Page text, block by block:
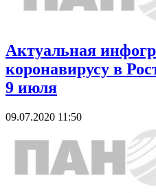
Актуальная
коронавирусу в
9 июля
09.07.2020 11:50